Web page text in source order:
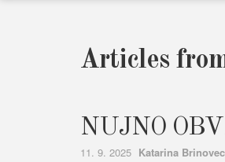
Articles
NUJNO
11. 9. 2025 Author
Katarina Brinovec